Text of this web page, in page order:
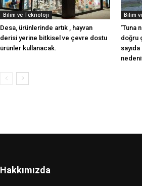
Bilim ve Teknoloji
Desa, ürünlerinde artık , hayvan
derisi yerine bitkisel ve çevre dostu
ürünler kullanacak.
Bilim
‘Tuna
doğru
Hakkımızda